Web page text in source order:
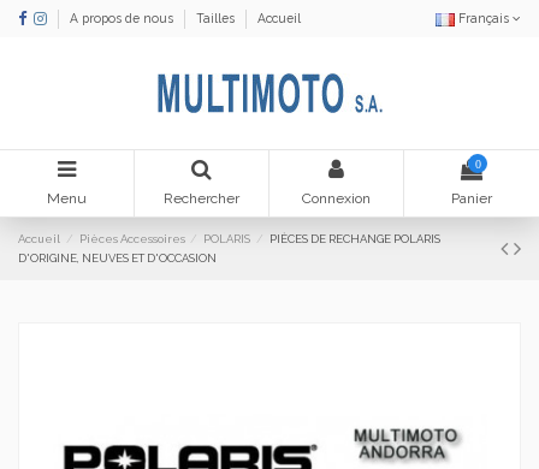
A propos de nous Tailles Accueil Français
Menu Rechercher Connexion
0
Panier
Accueil Pièces Accessoires POLARIS
PIÈCES DE RECHANGE POLARIS
D'ORIGINE, NEUVES ET D'OCCASION